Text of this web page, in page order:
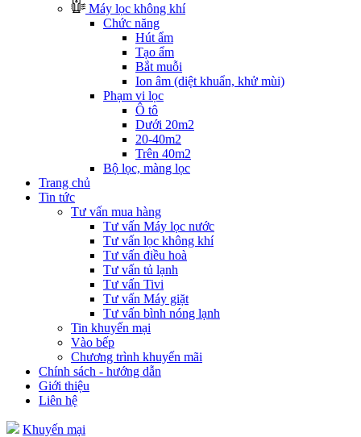
Máy lọc không khí
Chức năng
Hút ẩm
Tạo ẩm
Bắt muỗi
Ion âm (diệt khuẩn, khử mùi)
Phạm vi lọc
Ô tô
Dưới 20m2
20-40m2
Trên 40m2
Bộ lọc, màng lọc
Trang chủ
Tin tức
Tư vấn mua hàng
Tư vấn Máy lọc nước
Tư vấn lọc không khí
Tư vấn điều hoà
Tư vấn tủ lạnh
Tư vấn Tivi
Tư vấn Máy giặt
Tư vấn bình nóng lạnh
Tin khuyến mại
Vào bếp
Chương trình khuyến mãi
Chính sách - hướng dẫn
Giới thiệu
Liên hệ
Khuyến mại